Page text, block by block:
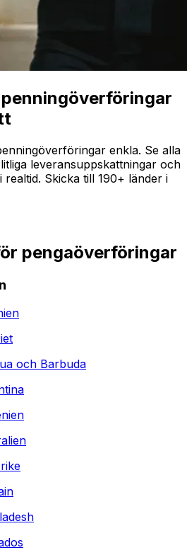
enkla. Se alla
leveransuppskattningar och
Skicka till 190+ länder i
pengaöverföringar
och Barbuda